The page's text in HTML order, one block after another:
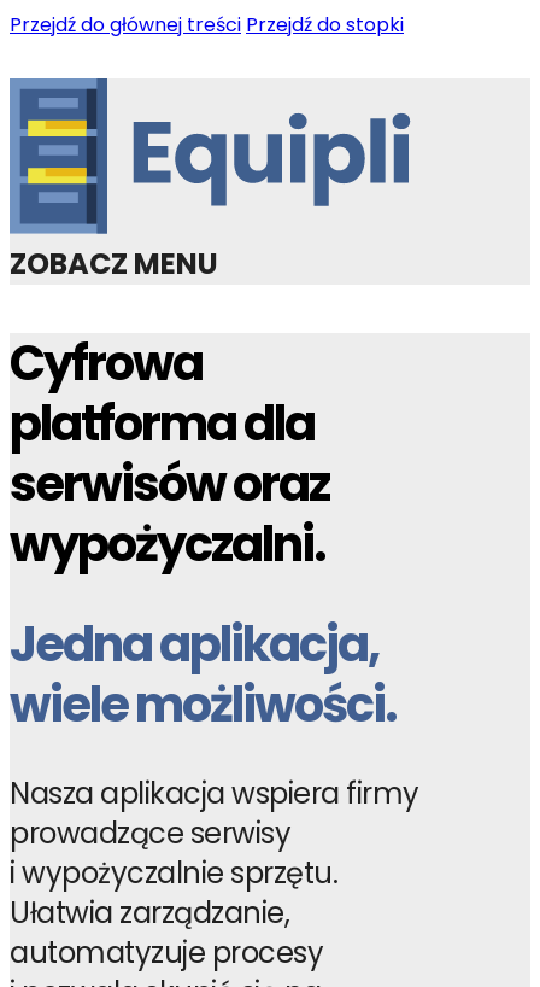
Przejdź do głównej treści Przejdź do stopki
ZOBACZ MENU
Cyfrowa
platforma dla
serwisów oraz
wypożyczalni.
Jedna aplikacja,
wiele możliwości.
Nasza aplikacja wspiera firmy
prowadzące serwisy
i wypożyczalnie sprzętu.
Ułatwia zarządzanie,
automatyzuje procesy